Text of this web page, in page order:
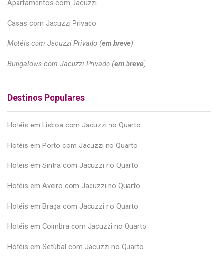
Apartamentos com Jacuzzi
Casas com Jacuzzi Privado
Motéis com Jacuzzi Privado (em breve)
Bungalows com Jacuzzi Privado (em breve)
Destinos Populares
Hotéis em Lisboa com Jacuzzi no Quarto
Hotéis em Porto com Jacuzzi no Quarto
Hotéis em Sintra com Jacuzzi no Quarto
Hotéis em Aveiro com Jacuzzi no Quarto
Hotéis em Braga com Jacuzzi no Quarto
Hotéis em Coimbra com Jacuzzi no Quarto
Hotéis em Setúbal com Jacuzzi no Quarto